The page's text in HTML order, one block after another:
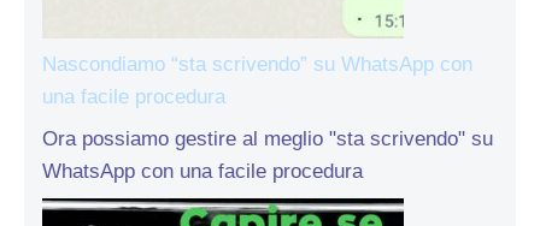
Nascondiamo “sta scrivendo” su WhatsApp con
una facile procedura
Ora possiamo gestire al meglio "sta scrivendo" su
WhatsApp con una facile procedura